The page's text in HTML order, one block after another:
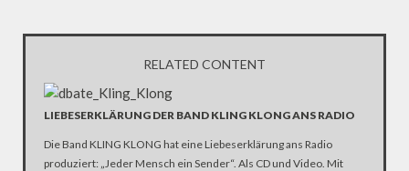
RELATED CONTENT
LIEBESERKLÄRUNG DER BAND KLING KLONG ANS RADIO
Die Band KLING KLONG hat eine Liebeserklärung ans Radio
produziert: „Jeder Mensch ein Sender“. Als CD und Video. Mit